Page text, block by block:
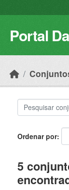
Portal
Ordenar por
5